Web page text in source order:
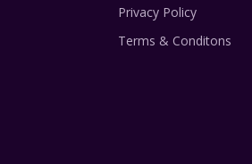
Privacy Policy
Terms & Conditons